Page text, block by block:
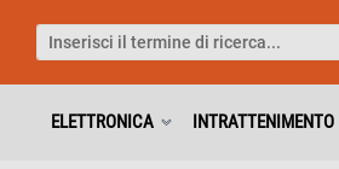
ELETTRONICA INTRATTENIMENTO